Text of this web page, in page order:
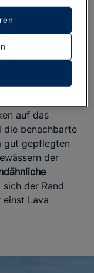
hunderte
einige bis
auf der Insel
auf das
die benachbarte
gut gepflegten
der
sich der Rand
Lava